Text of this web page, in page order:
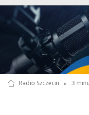
Radio Szczecin » 3